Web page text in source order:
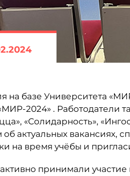
на базе Университета
2024» . Работодатели
«Солидарность»,
об актуальных
на время учёбы и
принимали